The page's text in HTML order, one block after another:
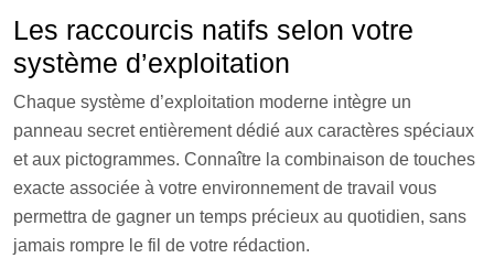
Les raccourcis natifs selon votre
système d’exploitation
Chaque système d’exploitation moderne intègre un
panneau secret entièrement dédié aux caractères spéciaux
et aux pictogrammes. Connaître la combinaison de touches
exacte associée à votre environnement de travail vous
permettra de gagner un temps précieux au quotidien, sans
jamais rompre le fil de votre rédaction.